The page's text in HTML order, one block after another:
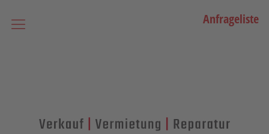
Anfrageliste
Bagger